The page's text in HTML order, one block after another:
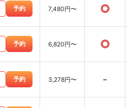
予約 7,480円〜 ○
予約 6,820円〜 ○
予約 3,278円〜 -